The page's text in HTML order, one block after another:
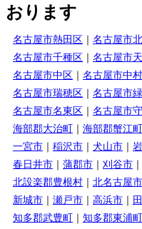
おります
名古屋市熱田区 名古屋市
名古屋市千種区
名古屋市
名古屋市中区
名古屋市中
名古屋市瑞穂区
名古屋市
名古屋市名東区
名古屋市
海部郡大治町
海部郡蟹江町
一宮市
稲沢市 犬山市
春日井市
蒲郡市 刈谷市
北設楽郡豊根村
北名古屋市
新城市
瀬戸市 高浜市
知多郡武豊町
知多郡東浦町